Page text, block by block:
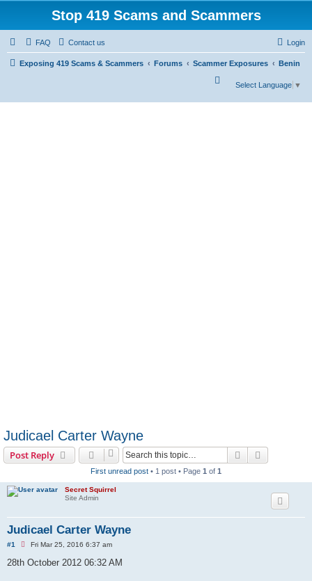
Stop 419 Scams and Scammers
FAQ Contact us Login
Exposing 419 Scams & Scammers Forums Scammer Exposures Benin
Select Language ▼
Judicael Carter Wayne
Post Reply Search
First unread post • 1 post • Page 1 of 1
Secret Squirrel
Site Admin
Judicael Carter Wayne
#1
U
r
Fri Mar 25, 2016 6:37 am
28th October 2012 06:32 AM